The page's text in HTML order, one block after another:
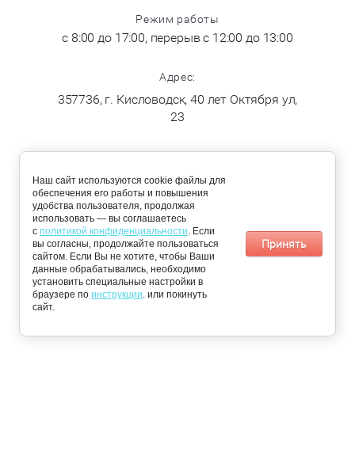
📩 Получить персональное предложение
Режим работы
с 8:00 до 17:00, перерыв с 12:00 до 13:00
Адрес:
357736, г. Кисловодск, 40 лет Октября ул,
23
ДОСТАВКА
По Кисловодску:
понедельник,
среда, четверг
Ессентуки и
Минеральные
воды: вторник и
пятница
© 2026 «Чистый Сервис»
Наш сайт используются cookie файлы для
обеспечения его работы и повышения
удобства пользователя, продолжая
использовать — вы соглашаетесь
с политикой конфиденциальности. Если
вы согласны, продолжайте пользоваться
сайтом. Если Вы не хотите, чтобы Ваши
данные обрабатывались, необходимо
установить специальные настройки в
браузере по инструкции. или покинуть
сайт.
Принять